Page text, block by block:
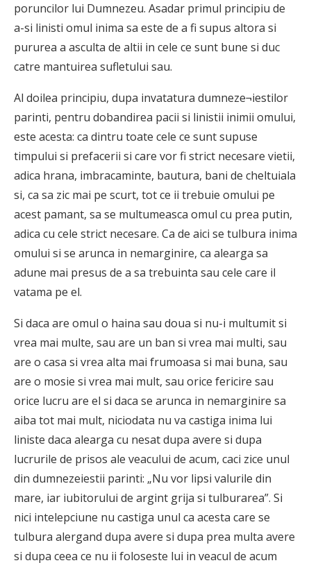
poruncilor lui Dumnezeu. Asadar primul principiu de
a-si linisti omul inima sa este de a fi supus altora si
pururea a asculta de altii in cele ce sunt bune si duc
catre mantuirea sufletului sau.
Al doilea principiu, dupa invatatura dumneze¬iestilor
parinti, pentru dobandirea pacii si linistii inimii omului,
este acesta: ca dintru toate cele ce sunt supuse
timpului si prefacerii si care vor fi strict necesare vietii,
adica hrana, imbracaminte, bautura, bani de cheltuiala
si, ca sa zic mai pe scurt, tot ce ii trebuie omului pe
acest pamant, sa se multumeasca omul cu prea putin,
adica cu cele strict necesare. Ca de aici se tulbura inima
omului si se arunca in nemarginire, ca alearga sa
adune mai presus de a sa trebuinta sau cele care il
vatama pe el.
Si daca are omul o haina sau doua si nu-i multumit si
vrea mai multe, sau are un ban si vrea mai multi, sau
are o casa si vrea alta mai frumoasa si mai buna, sau
are o mosie si vrea mai mult, sau orice fericire sau
orice lucru are el si daca se arunca in nemarginire sa
aiba tot mai mult, niciodata nu va castiga inima lui
liniste daca alearga cu nesat dupa avere si dupa
lucrurile de prisos ale veacului de acum, caci zice unul
din dumnezeiestii parinti: „Nu vor lipsi valurile din
mare, iar iubitorului de argint grija si tulburarea”. Si
nici intelepciune nu castiga unul ca acesta care se
tulbura alergand dupa avere si dupa prea multa avere
si dupa ceea ce nu ii foloseste lui in veacul de acum